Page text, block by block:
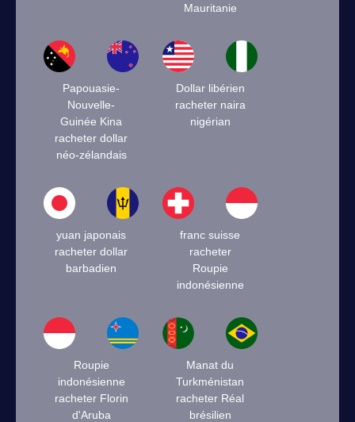
Mauritanie
Papouasie-
Nouvelle-
Guinée Kina
racheter dollar
néo-zélandais
Dollar libérien
racheter naira
nigérian
yuan japonais
racheter dollar
barbadien
franc suisse
racheter
Roupie
indonésienne
Roupie
indonésienne
racheter Florin
d'Aruba
Manat du
Turkménistan
racheter Réal
brésilien